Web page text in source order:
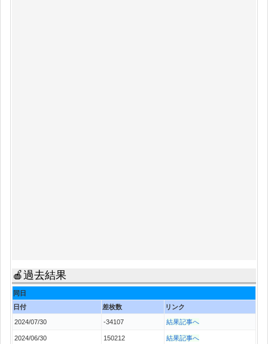
🍎過去結果
同日
日付
差枚数 リンク
2024/07/30 -34107 結果記事へ
2024/06/30 150212 結果記事へ